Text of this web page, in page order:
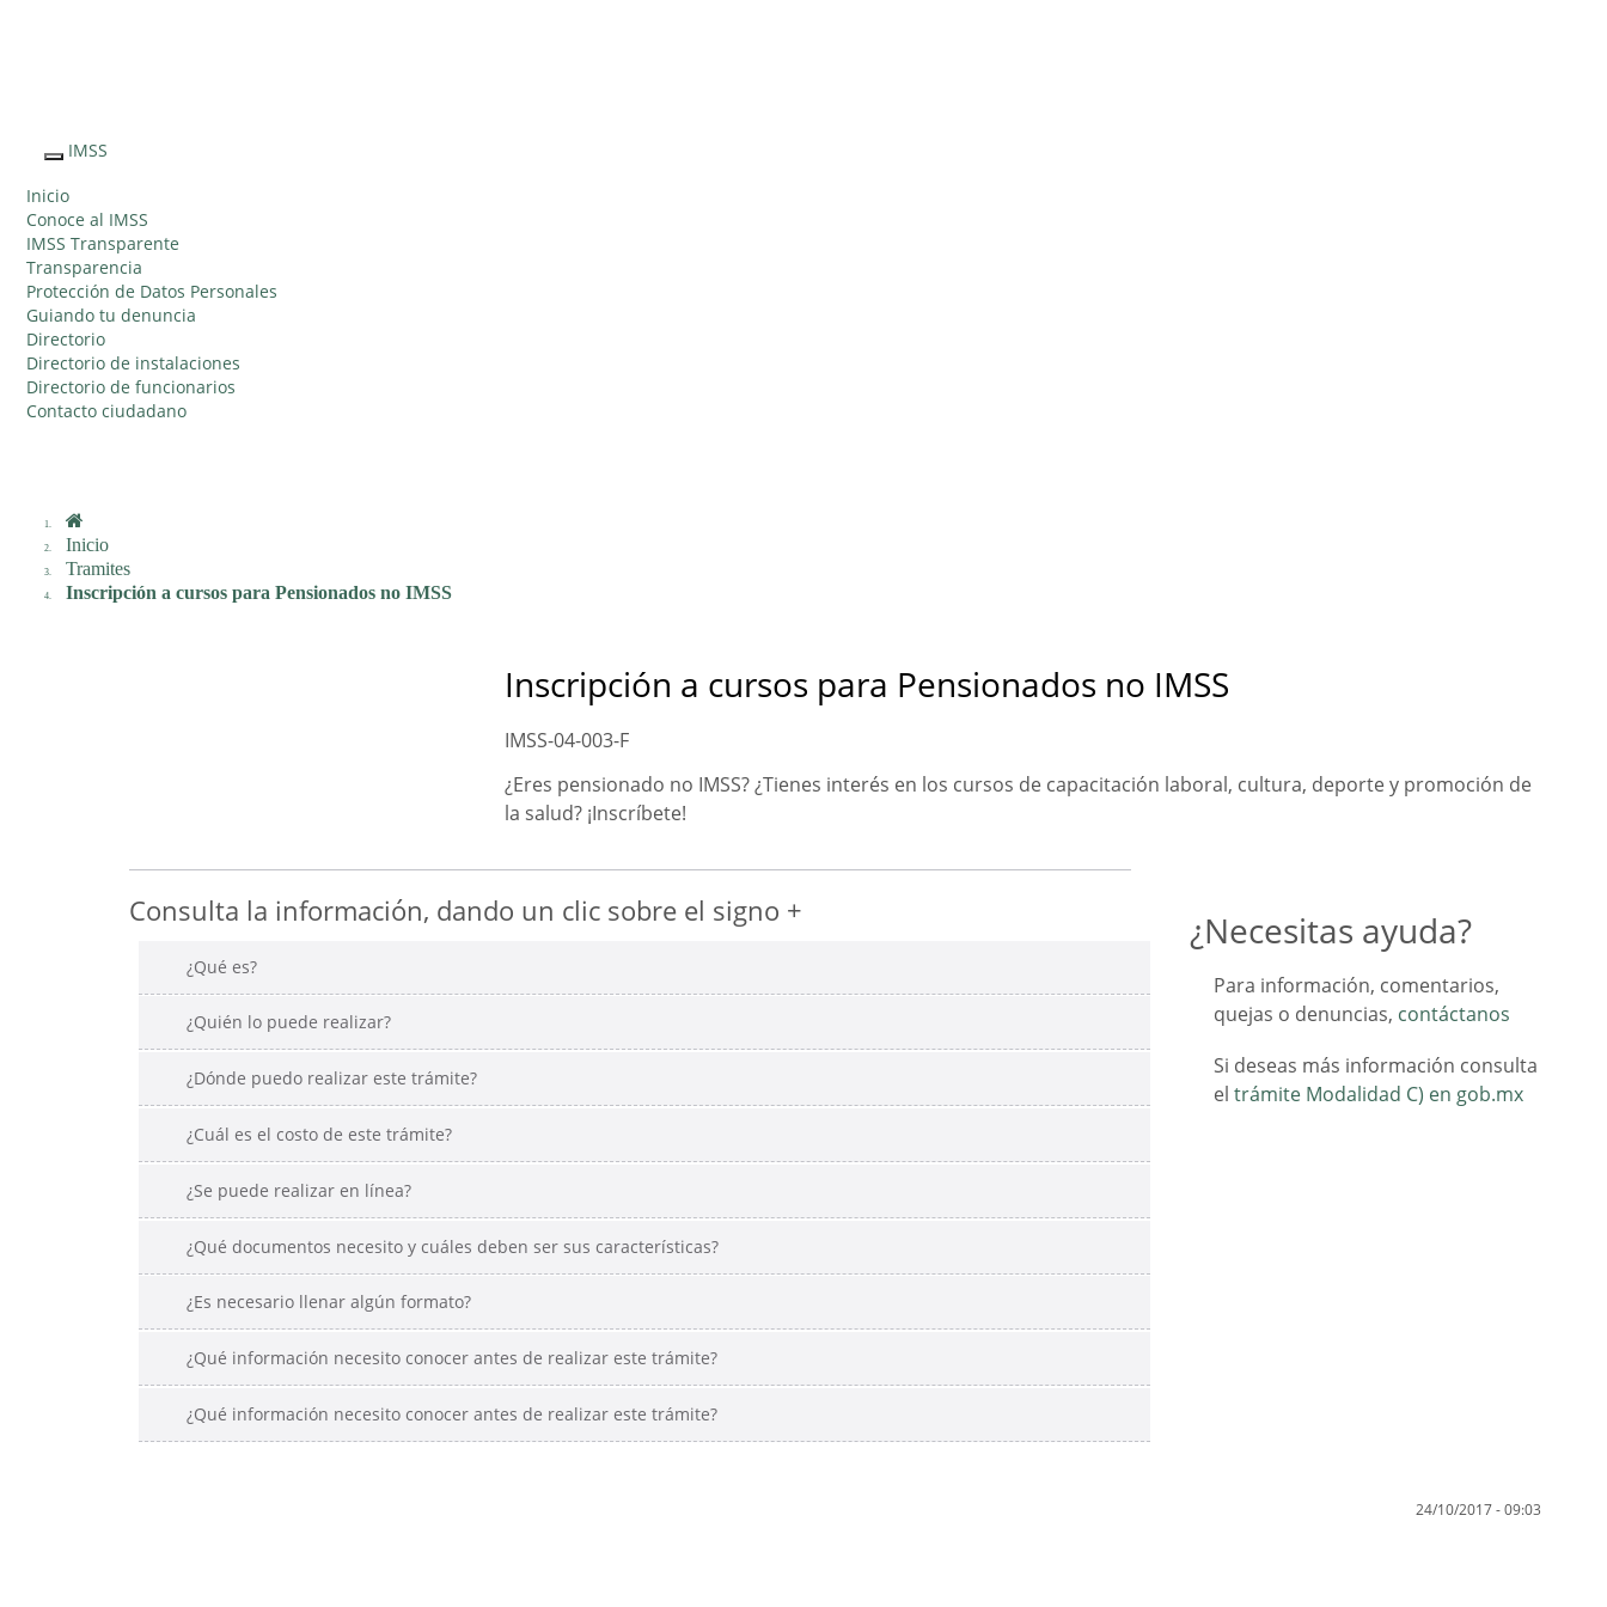
Interruptor
Navegación
IMSS
Inicio
Conoce al IMSS
IMSS Transparente
Transparencia
Protección de Datos Personales
Guiando tu denuncia
Directorio
Directorio de instalaciones
Directorio de funcionarios
Contacto ciudadano
Inicio
Tramites
Inscripción a cursos para Pensionados no IMSS
Inscripción a cursos para Pensionados no IMSS
IMSS-04-003-F
¿Eres pensionado no IMSS? ¿Tienes interés en los cursos de capacitación laboral, cultura, deporte y promoción de
la salud? ¡Inscríbete!
Consulta la información, dando un clic sobre el signo +
¿Qué es?
¿Quién lo puede realizar?
¿Dónde puedo realizar este trámite?
¿Cuál es el costo de este trámite?
¿Se puede realizar en línea?
¿Qué documentos necesito y cuáles deben ser sus características?
¿Es necesario llenar algún formato?
¿Qué información necesito conocer antes de realizar este trámite?
¿Qué información necesito conocer antes de realizar este trámite?
¿Necesitas ayuda?
Para información, comentarios,
quejas o denuncias, contáctanos
Si deseas más información consulta
el trámite Modalidad C) en gob.mx
24/10/2017 - 09:03